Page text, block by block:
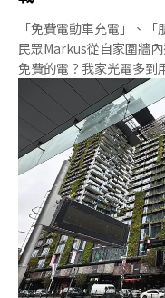
「免費電動車充電」、
民眾Markus從自家圍牆
免費的電？我家光電多到
洗，用盡手段就是要把
的，但澳洲人擔心，在
路後，它可能成真！棒
一種雙向費率機制（
將光電賣給電力公司，新
繳錢給電力公司。不過
價格。上述情境劇，就
電用光的場景。澳洲推動
庭，約等同1/3的屋頂裝
而，尖峰時間太多光電湧
多餘的光電引導到晚